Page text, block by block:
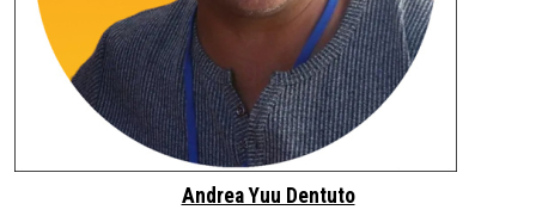
Andrea Yuu Dentuto